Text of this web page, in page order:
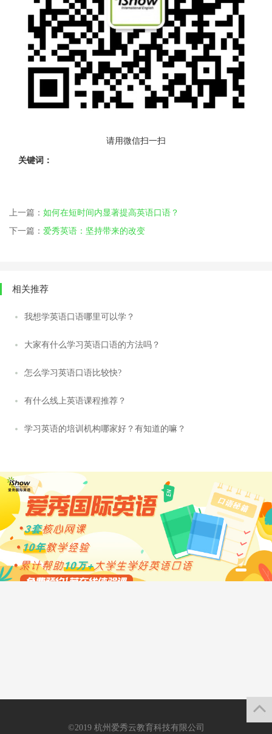
请用微信扫一扫
关键词：
上一篇： 如何在短时间内显著提高英语口语？
下一篇： 爱秀英语：坚持带来的改变
相关推荐
我想学英语口语哪里可以学？
大家有什么学习英语口语的方法吗？
怎么学习英语口语比较快?
有什么线上英语课程推荐？
学习英语的培训机构哪家好？有知道的嘛？
©2019 杭州爱秀云教育科技有限公司